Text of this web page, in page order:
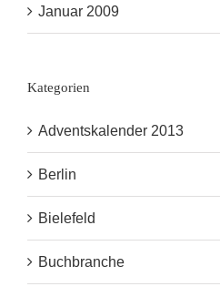
Januar 2009
Kategorien
Adventskalender 2013
Berlin
Bielefeld
Buchbranche